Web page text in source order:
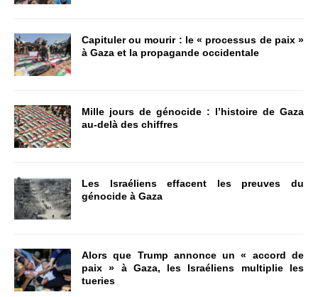
Capituler ou mourir : le « processus de paix »
à Gaza et la propagande occidentale
Mille jours de génocide : l’histoire de Gaza
au-delà des chiffres
Les Israéliens effacent les preuves du
génocide à Gaza
Alors que Trump annonce un « accord de
paix » à Gaza, les Israéliens multiplie les
tueries